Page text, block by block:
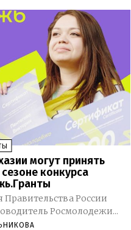
могут принять
конкурса
Правительства России
Росмолодежи...